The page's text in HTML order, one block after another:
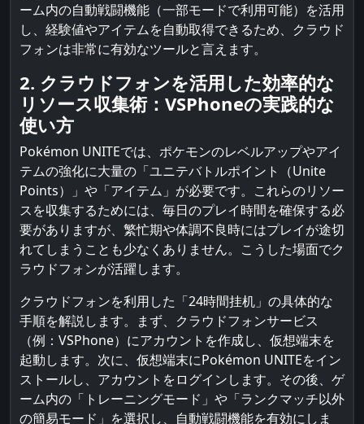
ーム内の自動戦闘機能（一部モードで利用可能）を活用
し、経験値やアイテムを自動取得できるため、クラウド
フォンは非常に有効なツールと言えます。
2. クラウドフォンを活用した効率的な
リソース収集術：VSPhoneの実践的な
使い方
Pokémon UNITEでは、ポケモンのレベルアップやアイ
テムの強化に大量の「ユニテバトルポイント（Unite
Points）」や「アイテム」が必要です。これらのリソー
スを収集するためには、毎日のプレイ時間を確保する必
要がありますが、繁忙期や体調不良時にはプレイが途切
れてしまうことも少なくありません。こうした場面でク
ラウドフォンが活躍します。
クラウドフォンを利用した「24時間挂机」の具体的な
手順を解説します。まず、クラウドフォンサービス
（例：VSPhone）にアカウントを作成し、仮想端末を
起動します。次に、仮想端末にPokémon UNITEをイン
ストールし、アカウントをログインします。その後、ゲ
ーム内の「トレーニングモード」や「ランクマッチ以外
の簡易モード」を選択し、自動戦闘機能を有効にしま